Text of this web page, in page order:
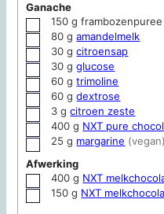
Ganache
▢
150 g frambozenpuree
▢
80 g amandelmelk
▢
30 g citroensap
▢
30 g glucose
▢
60 g trimoline
▢
60 g dextrose
▢
3 g citroen zeste
▢
400 g NXT pure
▢
25 g margarine (vegan)
Afwerking
▢
400 g NXT
▢
150 g NXT